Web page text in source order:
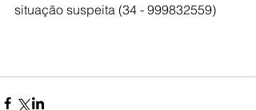
situação suspeita (34 - 999832559)